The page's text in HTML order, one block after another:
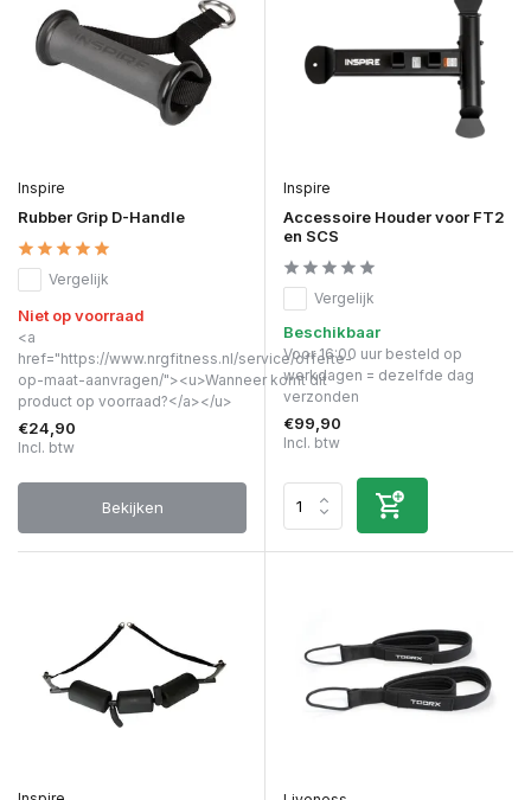
Inspire
Rubber Grip D-Handle
Vergelijk
Niet op voorraad
<a
href="https://www.nrgfitness.nl/service/offerte-
op-maat-aanvragen/"><u>Wanneer komt dit
product op voorraad?</a></u>
€24,90
Incl. btw
Bekijken
Inspire
Accessoire Houder voor FT2
en SCS
Vergelijk
Beschikbaar
Voor 16:00 uur besteld op
werkdagen = dezelfde dag
verzonden
€99,90
Incl. btw